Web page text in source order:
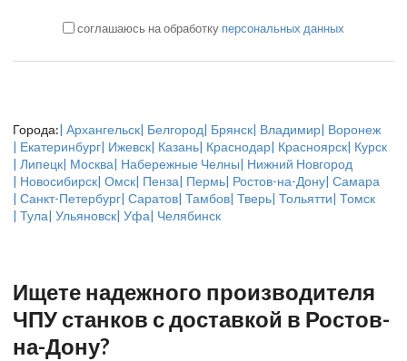
соглашаюсь на обработку персональных данных
Города:| Архангельск| Белгород| Брянск| Владимир| Воронеж
| Екатеринбург| Ижевск| Казань| Краснодар| Красноярск| Курск
| Липецк| Москва| Набережные Челны| Нижний Новгород
| Новосибирск| Омск| Пенза| Пермь| Ростов-на-Дону| Самара
| Санкт-Петербург| Саратов| Тамбов| Тверь| Тольятти| Томск
| Тула| Ульяновск| Уфа| Челябинск
Ищете надежного производителя
ЧПУ станков с доставкой в Ростов-
на-Дону?